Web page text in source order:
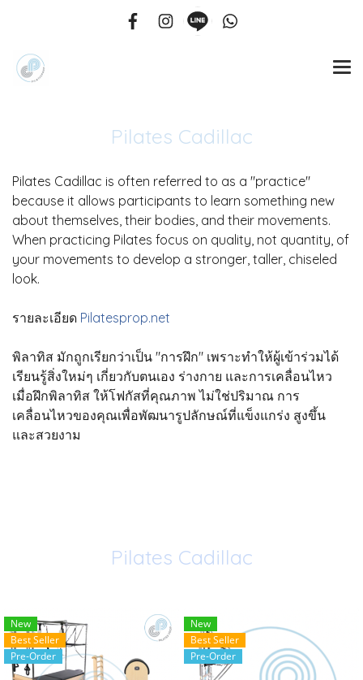
Pilates Cadillac
Pilates Cadillac is often referred to as a "practice"
because it allows participants to learn something new
about themselves, their bodies, and their movements.
When practicing Pilates focus on quality, not quantity, of
your movements to develop a stronger, taller, chiseled
look.
รายละเอียด Pilatesprop.net
พิลาทิส มักถูกเรียกว่าเป็น "การฝึก" เพราะทำให้ผู้เข้าร่วมได้
เรียนรู้สิ่งใหม่ๆ เกี่ยวกับตนเอง ร่างกาย และการเคลื่อนไหว
เมื่อฝึกพิลาทิส ให้โฟกัสที่คุณภาพ ไม่ใช่ปริมาณ การ
เคลื่อนไหวของคุณเพื่อพัฒนารูปลักษณ์ที่แข็งแกร่ง สูงขึ้น
และสวยงาม
Pilates Cadillac
New
Best Seller
Pre-Order
New
Best Seller
Pre-Order